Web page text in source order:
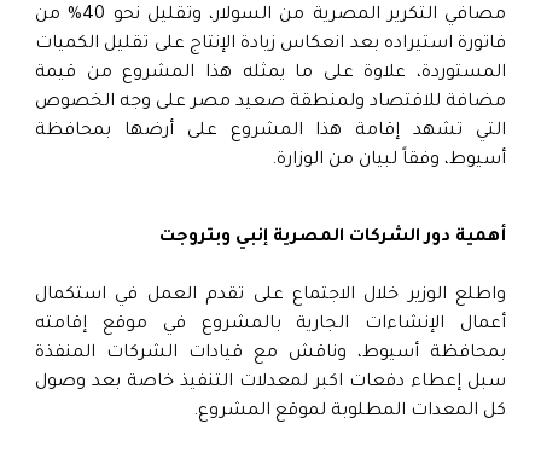
مصافي التكرير المصرية من السولار، وتقليل نحو 40% من
فاتورة استيراده بعد انعكاس زيادة الإنتاج على تقليل الكميات
المستوردة، علاوة على ما يمثله هذا المشروع من قيمة
مضافة للاقتصاد ولمنطقة صعيد مصر على وجه الخصوص
التي تشهد إقامة هذا المشروع على أرضها بمحافظة
أسيوط، وفقاً لبيان من الوزارة.
أهمية دور الشركات المصرية إنبي وبتروجت
واطلع الوزير خلال الاجتماع على تقدم العمل في استكمال
أعمال الإنشاءات الجارية بالمشروع في موقع إقامته
بمحافظة أسيوط، وناقش مع قيادات الشركات المنفذة
سبل إعطاء دفعات اكبر لمعدلات التنفيذ خاصة بعد وصول
كل المعدات المطلوبة لموقع المشروع.